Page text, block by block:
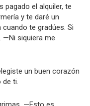
pagado el alquiler, te
y te daré un
te gradúes. Si
—Ni siquiera me
un buen corazón
de ti.